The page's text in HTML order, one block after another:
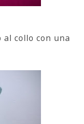
collo con una